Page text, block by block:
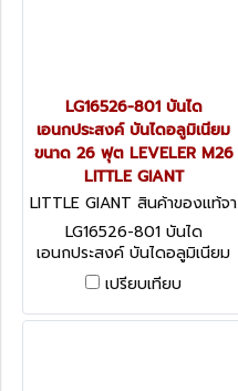
LG16526-801 บันได
เอนกประสงค์ บันไดอลูมิเนียม
ขนาด 26 ฟุต LEVELER M26
LITTLE GIANT
LITTLE GIANT สินค้าของแท้จา
กโรงงานผู้ผลิต LG16526-801
LG16526-801 บันได
เอนกประสงค์ บันไดอลูมิเนียม
ขนาด 26 ฟุต LEVELER M26
LITTLE GIANT
เปรียบเทียบ